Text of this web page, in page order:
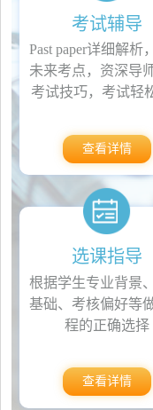
考试辅导
Past paper详细解析
未来考点，资深导
考试技巧，考试轻
查看详情
选课指导
根据学生专业背景
基础、考核偏好等
程的正确选择
查看详情